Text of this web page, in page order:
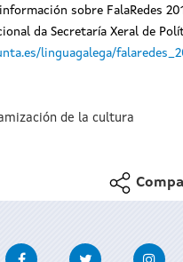
sobre FalaRedes
da Secretaría Xeral de
linguagalega/
de la cultura
FacebookTwitter